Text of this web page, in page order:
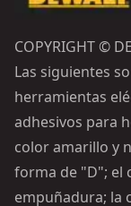
COPYRIGHT ©
Las siguientes
herramientas
adhesivos para
color amarillo y
forma de "D"; el
empuñadura; la